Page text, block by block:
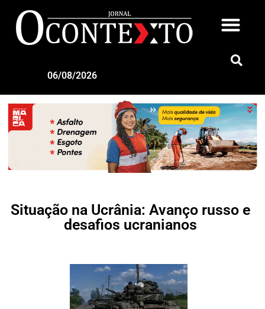
06/08/2026
Situação na Ucrânia: Avanço russo e
desafios ucranianos